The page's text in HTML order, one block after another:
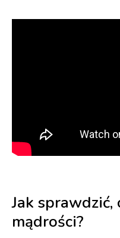
Jak sprawdzić,
mądrości?